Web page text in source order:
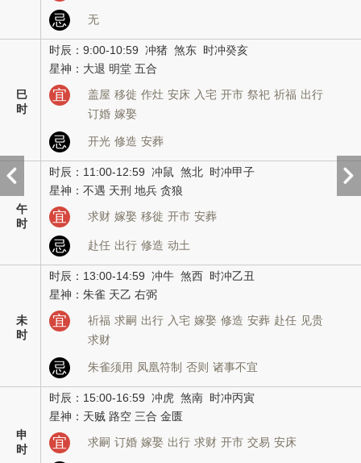
忌 无
巳
时
时辰：9:00-10:59 冲猪 煞东 时冲癸亥
星神：大退 明堂 五合
宜 盖屋 移徙 作灶 安床 入宅 开市 祭祀 祈福 出行
订婚 嫁娶
忌 开光 修造 安葬
午
时
时辰：11:00-12:59 冲鼠 煞北 时冲甲子
星神：不遇 天刑 地兵 贪狼
宜 求财 嫁娶 移徙 开市 安葬
忌 赴任 出行 修造 动土
未
时
时辰：13:00-14:59 冲牛 煞西 时冲乙丑
星神：朱雀 天乙 右弼
宜 祈福 求嗣 出行 入宅 嫁娶 修造 安葬 赴任 见贵
求财
忌 朱雀须用 凤凰符制 否则 诸事不宜
申
时
时辰：15:00-16:59 冲虎 煞南 时冲丙寅
星神：天贼 路空 三合 金匮
宜 求嗣 订婚 嫁娶 出行 求财 开市 交易 安床